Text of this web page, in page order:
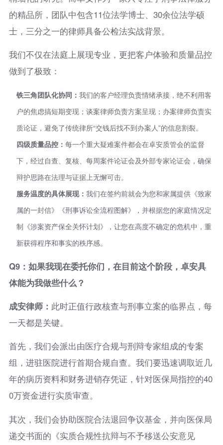
的精品所，团队中包含11位法学博士、30余位法学硕
士，三分之一的律师具备公检法实战背景。
我们不仅在法庭上展现专业，更把客户体验和质量品控
做到了极致：
铁三角团队化协同： 我们的客户经理负责情绪承接，绝不利用客
户的焦虑搞短期变现；谈案律师负责方案呈现；办案律师负责实
质论证，避免了传统律所“交钱后找不到办案人”的信息割裂。
四级质量品控： 每一个重大疑难案件都会在卓安质管会的监督
下，经过自查、复核、每周案件论证会及外部专家论证会，确保
辩护思路在法理与证据上无懈可击。
服务温度的具体展现： 我们在签约前就会为您和家属提供《致家
属的一封信》《刑事诉讼全流程图解》，并根据您的家庭情况定
制《涉案资产保全关怀计划》，让您在高度不确定的危机中，重
新获得程序和事实的秩序感。
Q9：如果我现在委托你们，在目前这个阶段，卓安具
体能为我做些什么？
成安律师： 此时正值行政核查与刑事立案的临界点，每
一天都是关键。
首先，我们会派出由医疗合规与刑辩专家组成的专案
组，进驻医院进行首期合规自查。我们要迅速调取近几
年的病历资料和财务进销存凭证，针对医保局指控的40
0万资金进行实质审查。
其次，我们会协助医院合法退回争议基金，并向医保局
递交书面的《实质合规性抗辩与不予移送公安意见